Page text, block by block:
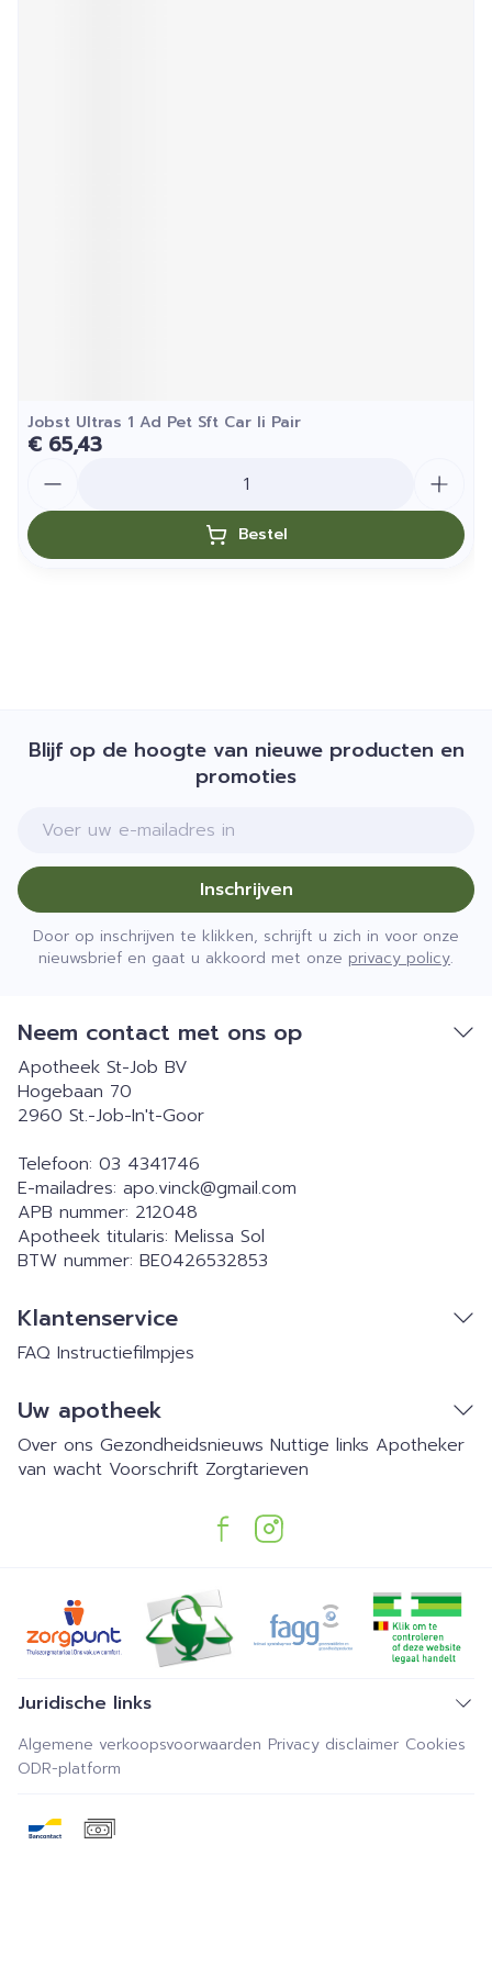
Jobst Ultras 1 Ad Pet Sft Car Ii Pair
€ 65,43
Bestel
Blijf op de hoogte van nieuwe producten en
promoties
E-mail adres
Inschrijven
Door op inschrijven te klikken, schrijft u zich in voor onze
nieuwsbrief en gaat u akkoord met onze privacy policy.
Neem contact met ons op
Apotheek St-Job BV
Hogebaan 70
2960 St.-Job-In't-Goor
Telefoon: 03 4341746
E-mailadres: apo.vinck@gmail.com
APB nummer: 212048
Apotheek titularis: Melissa Sol
BTW nummer: BE0426532853
Klantenservice
FAQ Instructiefilmpjes
Uw apotheek
Over ons Gezondheidsnieuws Nuttige links Apotheker
van wacht Voorschrift Zorgtarieven
Juridische links
Algemene verkoopsvoorwaarden Privacy disclaimer Cookies
ODR-platform